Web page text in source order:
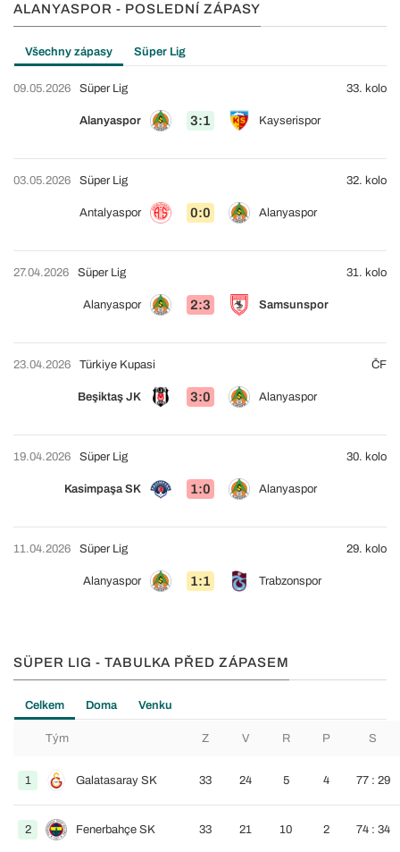
ALANYASPOR - POSLEDNÍ ZÁPASY
Všechny zápasy Süper Lig
09.05.2026
Alanyaspor 3:1 Kayserispor
Süper Lig 33. kolo
03.05.2026
Antalyaspor 0:0 Alanyaspor
Süper Lig 32. kolo
27.04.2026
Alanyaspor 2:3 Samsunspor
Süper Lig 31. kolo
23.04.2026
Beşiktaş JK 3:0 Alanyaspor
Türkiye Kupasi ČF
19.04.2026
Kasimpaşa SK 1:0 Alanyaspor
Süper Lig 30. kolo
11.04.2026
Alanyaspor 1:1 Trabzonspor
Süper Lig 29. kolo
SÜPER LIG - TABULKA PŘED ZÁPASEM
Celkem Doma Venku
Tým Z V R P S
1 Galatasaray SK 33 24 5 4 77 : 29
2 Fenerbahçe SK 33 21 10 2 74 : 34